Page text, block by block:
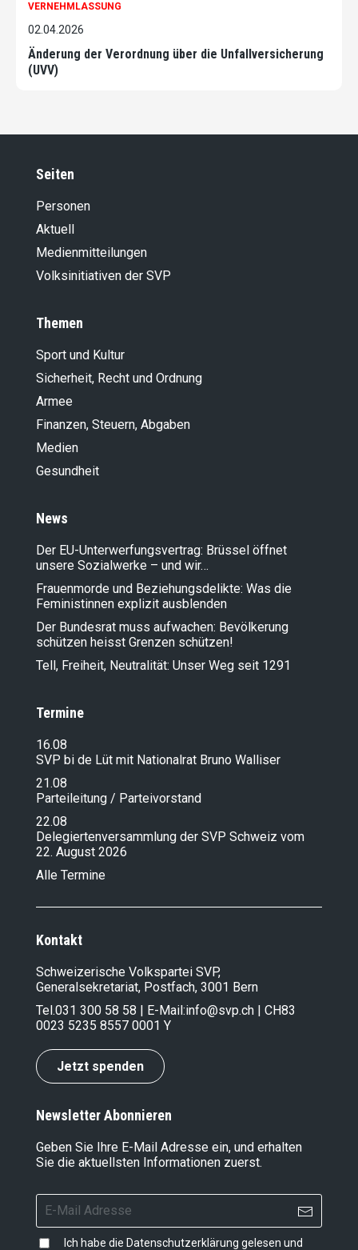
VERNEHMLASSUNG
02.04.2026
Änderung der Verordnung über die Unfallversicherung
(UVV)
Seiten
Personen
Aktuell
Medienmitteilungen
Volksinitiativen der SVP
Themen
Sport und Kultur
Sicherheit, Recht und Ordnung
Armee
Finanzen, Steuern, Abgaben
Medien
Gesundheit
News
Der EU-Unterwerfungsvertrag: Brüssel öffnet
unsere Sozialwerke – und wir…
Frauenmorde und Beziehungsdelikte: Was die
Feministinnen explizit ausblenden
Der Bundesrat muss aufwachen: Bevölkerung
schützen heisst Grenzen schützen!
Tell, Freiheit, Neutralität: Unser Weg seit 1291
Termine
16.08
SVP bi de Lüt mit Nationalrat Bruno Walliser
21.08
Parteileitung / Parteivorstand
22.08
Delegiertenversammlung der SVP Schweiz vom
22. August 2026
Alle Termine
Kontakt
Schweizerische Volkspartei SVP,
Generalsekretariat, Postfach, 3001 Bern
Tel.031 300 58 58 | E-Mail:info@svp.ch | CH83
0023 5235 8557 0001 Y
Jetzt spenden
Newsletter Abonnieren
Geben Sie Ihre E-Mail Adresse ein, und erhalten
Sie die aktuellsten Informationen zuerst.
Ich habe die Datenschutzerklärung gelesen und